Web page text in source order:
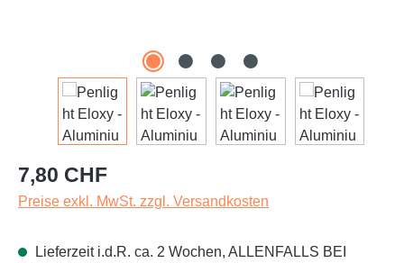
Regulärer Preis:
7,80 CHF
Preise exkl. MwSt. zzgl. Versandkosten
Lieferzeit i.d.R. ca. 2 Wochen, ALLENFALLS BEI